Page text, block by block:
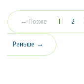
← Позже 1 2
Раньше →